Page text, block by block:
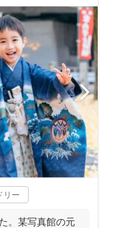
リー
。某写真館の元